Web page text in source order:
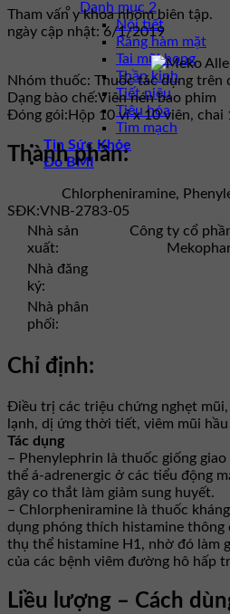
Danh mục 2
Nội tiết
Răng hàm mặt
Tai mũi họng
Thần kinh
Tiết niệu
Tiêu hóa
Tim mạch
Tin Sức Khỏe
Đo BMI
Tham vấn y khoa nhóm biên tập.
ngày cập nhật: 6/1/2019
Nhóm thuốc: Thuốc tác dụng trên
Dạng bào chế:Viên nén bao phim
Đóng gói: Hộp 10 vỉ x 10 viên, chai
Thành phần:
Chlorpheniramine,
SĐK:VNB-2783-05
Nhà sản
xuất:
Công ty cổ
Nhà đăng
ký:
Nhà phân
phối:
Chỉ định:
Điều trị các triệu chứng nghẹt
lạnh, dị ứng thời tiết, viêm mũi hầu
Tác dụng
– Phenylephrin là thuốc giống
thể á-adrenergic ở các tiểu động
gây co thắt làm giảm sung huyết.
– Chlorpheniramine là thuốc
dụng phóng thích histamine thông
thụ thể histamine H1, nhờ đó làm
của các bệnh viêm đường hô hấp
Liều lượng – Cách